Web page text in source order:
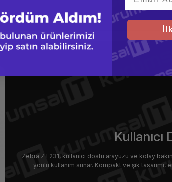
Zebra ZT231, kullanıcı dostu arayüzü ve kolay
yönlü kullanım sunar. Kompakt ve şık